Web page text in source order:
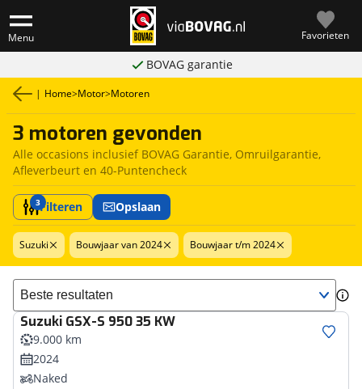
Menu Favorieten
BOVAG garantie
| Home>Motor>Motoren
3 motoren gevonden
Alle occasions inclusief BOVAG Garantie, Omruilgarantie,
Afleverbeurt en 40-Puntencheck
3Filteren Opslaan
Suzuki Bouwjaar van 2024 Bouwjaar t/m 2024
Sorteer resultaten
Suzuki GSX-S 950 35 KW
9.000 km
2024
Naked